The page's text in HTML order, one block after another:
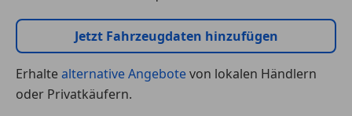
Jetzt Fahrzeugdaten hinzufügen
Erhaltealternative Angebotevon lokalen Händlern
oder Privatkäufern.